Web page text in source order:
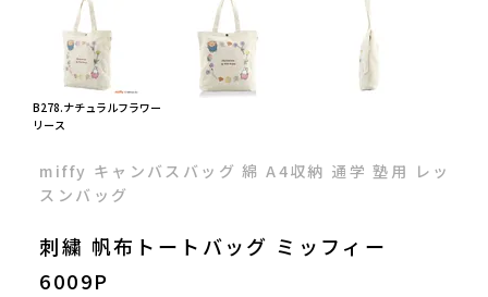
B278.ナチュラルフラワー
リース
miffy キャンバスバッグ 綿 A4収納 通学 塾用 レッ
スンバッグ
刺繍 帆布トートバッグ ミッフィー
6009P